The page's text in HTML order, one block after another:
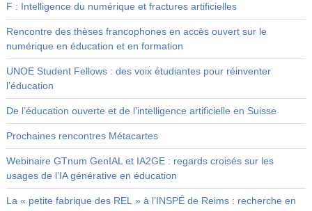
F : Intelligence du numérique et fractures artificielles
Rencontre des thèses francophones en accès ouvert sur le
numérique en éducation et en formation
UNOE Student Fellows : des voix étudiantes pour réinventer
l’éducation
De l’éducation ouverte et de l’intelligence artificielle en Suisse
Prochaines rencontres Métacartes
Webinaire GTnum GenIAL et IA2GE : regards croisés sur les
usages de l’IA générative en éducation
La « petite fabrique des REL » à l’INSPÉ de Reims : recherche en